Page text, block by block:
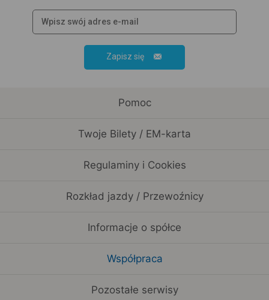
Zapisz się
Pomoc
Twoje Bilety / EM-karta
Regulaminy i Cookies
Rozkład jazdy / Przewoźnicy
Informacje o spółce
Współpraca
Pozostałe serwisy